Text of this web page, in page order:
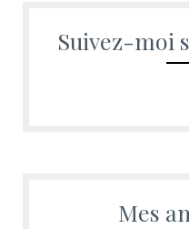
Suivez-moi
Mes